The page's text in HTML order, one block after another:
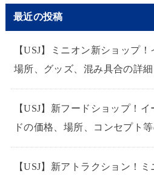
最近の投稿
【USJ】ミニオン新ショップ
場所、グッズ、混み具合の詳
【USJ】新フードショップ！
ドの価格、場所、コンセプト
【USJ】新アトラクション！